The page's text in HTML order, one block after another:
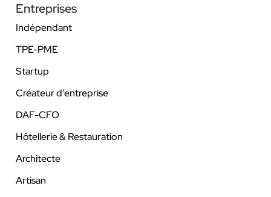
Entreprises
Indépendant
TPE-PME
Startup
Créateur d’entreprise
DAF-CFO
Hôtellerie & Restauration
Architecte
Artisan